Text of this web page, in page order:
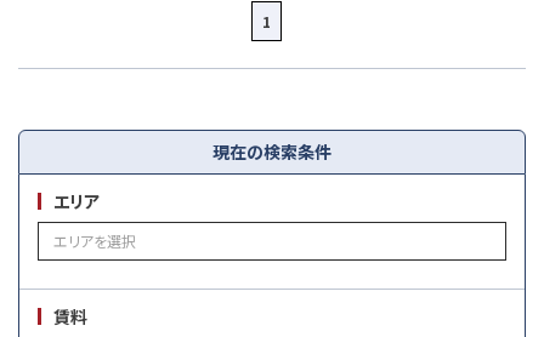
1
現在の検索条件
エリア
賃料